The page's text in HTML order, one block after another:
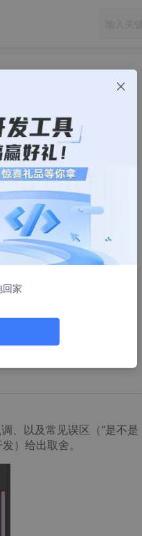
？
、以及常见误区（“是不是
）给出取舍。
回家